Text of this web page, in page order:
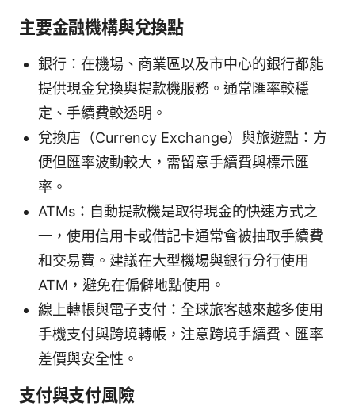
主要金融機構與兌換點
銀行：在機場、商業區以及市中心的銀行都能
提供現金兌換與提款機服務。通常匯率較穩
定、手續費較透明。
兌換店（Currency Exchange）與旅遊點：方
便但匯率波動較大，需留意手續費與標示匯
率。
ATMs：自動提款機是取得現金的快速方式之
一，使用信用卡或借記卡通常會被抽取手續費
和交易費。建議在大型機場與銀行分行使用
ATM，避免在偏僻地點使用。
線上轉帳與電子支付：全球旅客越來越多使用
手機支付與跨境轉帳，注意跨境手續費、匯率
差價與安全性。
支付與支付風險